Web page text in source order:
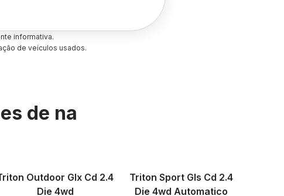
informativa.
de veículos usados.
de na
Outdoor Glx Cd 2.4
Die 4wd
Triton Sport Gls Cd 2.4
Die 4wd Automatico